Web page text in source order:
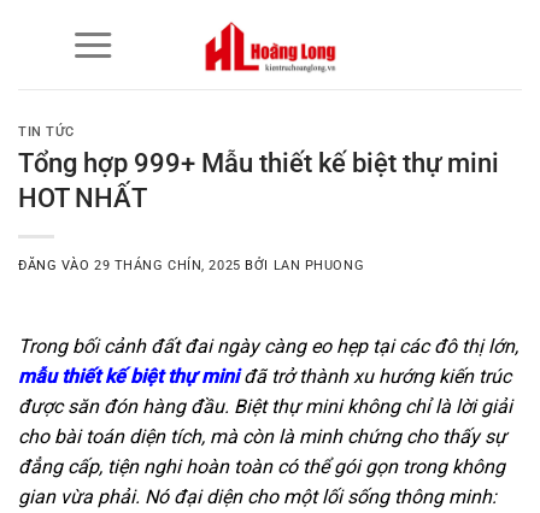
TIN TỨC
Tổng hợp 999+ Mẫu thiết kế biệt thự mini
HOT NHẤT
ĐĂNG VÀO29 THÁNG CHÍN, 2025 BỞI LAN PHUONG
Trong bối cảnh đất đai ngày càng eo hẹp tại các đô thị lớn,
mẫu thiết kế biệt thự mini đã trở thành xu hướng kiến trúc
được săn đón hàng đầu. Biệt thự mini không chỉ là lời giải
cho bài toán diện tích, mà còn là minh chứng cho thấy sự
đẳng cấp, tiện nghi hoàn toàn có thể gói gọn trong không
gian vừa phải. Nó đại diện cho một lối sống thông minh: